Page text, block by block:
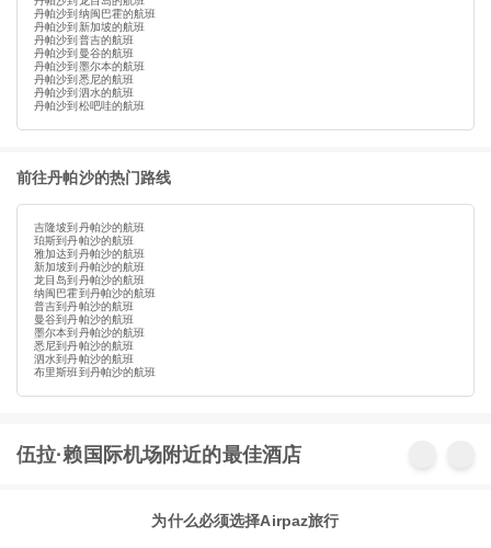
丹帕沙到纳闽巴霍的航班
丹帕沙到新加坡的航班
丹帕沙到普吉的航班
丹帕沙到曼谷的航班
丹帕沙到墨尔本的航班
丹帕沙到悉尼的航班
丹帕沙到泗水的航班
丹帕沙到松吧哇的航班
前往丹帕沙的热门路线
吉隆坡到丹帕沙的航班
珀斯到丹帕沙的航班
雅加达到丹帕沙的航班
新加坡到丹帕沙的航班
龙目岛到丹帕沙的航班
纳闽巴霍到丹帕沙的航班
普吉到丹帕沙的航班
曼谷到丹帕沙的航班
墨尔本到丹帕沙的航班
悉尼到丹帕沙的航班
泗水到丹帕沙的航班
布里斯班到丹帕沙的航班
伍拉·赖国际机场附近的最佳酒店
为什么必须选择Airpaz旅行